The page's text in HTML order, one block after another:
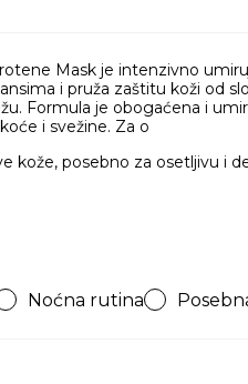
Mask je intenzivno
i pruža zaštitu koži od
Formula je obogaćena i
i svežine. Za o
kože, posebno za osetljivu i
Noćna rutina